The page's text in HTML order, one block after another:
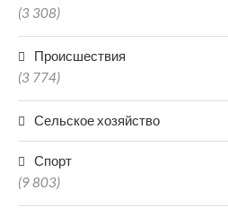
(3 308)
Происшествия
(3 774)
Сельское хозяйство
Спорт
(9 803)